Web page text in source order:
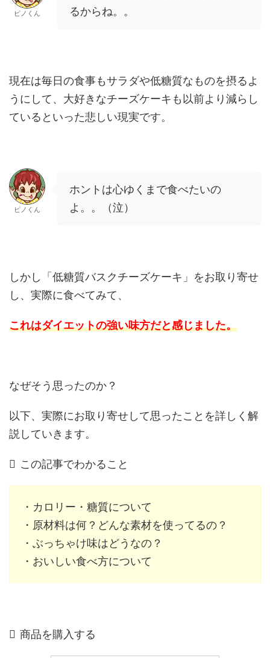
ピノくん
るからね。。
現在は毎日の食事もサラダや低糖質なものを摂るよ
うにして、大好きなチーズケーキも以前より減らし
ているといった悲しい現実です。
ピノくん
ホントは心ゆくまで食べたいの
よ。。（泣）
しかし「低糖質バスクチーズケーキ」をお取り寄せ
し、実際に食べてみて、
これはダイエットの強い味方だと感じました。
なぜそう思ったのか？
以下、実際にお取り寄せして思ったことを詳しく解
説していきます。
この記事でわかること
・カロリー・糖質について
・原材料は何？どんな素材を使ってるの？
・ぶっちゃけ味はどうなの？
・おいしい食べ方について
商品を購入する